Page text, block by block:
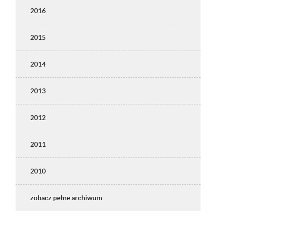
2016
2015
2014
2013
2012
2011
2010
zobacz pełne archiwum